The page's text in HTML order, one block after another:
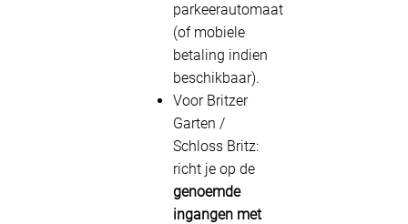
parkeerautomaat
(of mobiele
betaling indien
beschikbaar).
Voor Britzer
Garten /
Schloss Britz:
richt je op de
genoemde
ingangen met